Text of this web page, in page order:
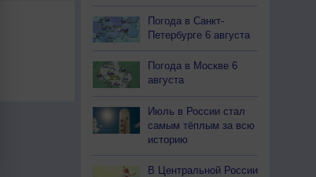
Погода в Санкт-
Петербурге 6 августа
Погода в Москве 6
августа
Июль в России стал
самым тёплым за всю
историю
В Центральной России